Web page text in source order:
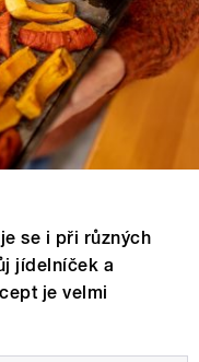
se i při různých
jídelníček a
je velmi